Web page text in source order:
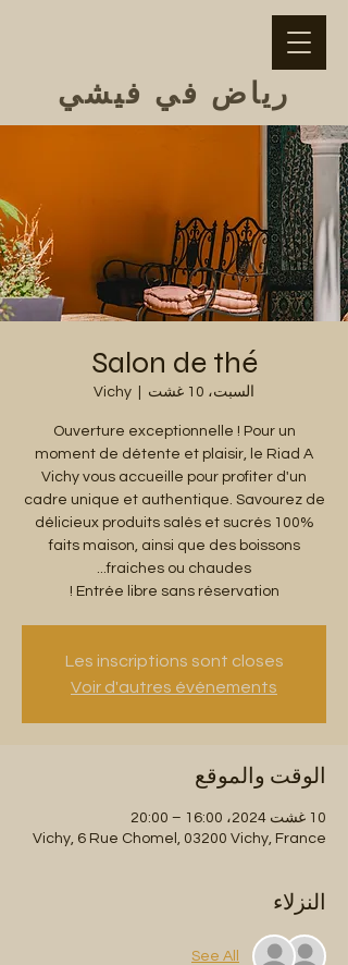
رياض في فيشي
Salon de thé
السبت، 10 غشت Vichy
Ouverture exceptionnelle ! Pour un
moment de détente et plaisir, le Riad A
Vichy vous accueille pour profiter d'un
cadre unique et authentique. Savourez de
délicieux produits salés et sucrés 100%
faits maison, ainsi que des boissons
Entrée libre sans réservation !
Les inscriptions sont closes
Voir d'autres événements
الوقت والموقع
10 غشت 2024، 16:00 – 20:00
Vichy, 6 Rue Chomel, 03200 Vichy, France
النزلاء
See All